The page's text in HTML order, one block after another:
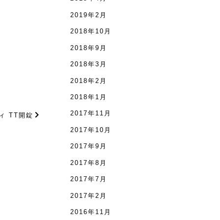
TT開錠
2019年2月
2018年10月
2018年9月
2018年3月
2018年2月
2018年1月
2017年11月
2017年10月
2017年9月
2017年8月
2017年7月
2017年2月
2016年11月